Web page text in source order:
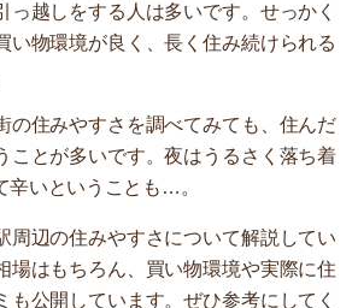
っ越しをする人は多いです。せっかく
い物環境が良く、長く住み続けられる
の住みやすさを調べてみても、住んだ
ことが多いです。夜はうるさく落ち着
辛いということも…。
周辺の住みやすさについて解説してい
場はもちろん、買い物環境や実際に住
も公開しています。ぜひ参考にしてく